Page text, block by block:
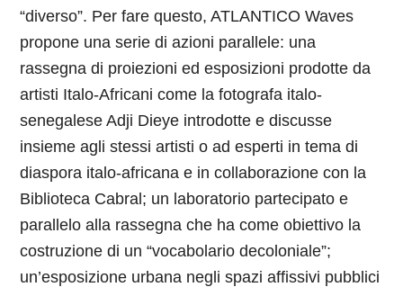
“diverso”. Per fare questo, ATLANTICO Waves
propone una serie di azioni parallele: una
rassegna di proiezioni ed esposizioni prodotte da
artisti Italo-Africani come la fotografa italo-
senegalese Adji Dieye introdotte e discusse
insieme agli stessi artisti o ad esperti in tema di
diaspora italo-africana e in collaborazione con la
Biblioteca Cabral; un laboratorio partecipato e
parallelo alla rassegna che ha come obiettivo la
costruzione di un “vocabolario decoloniale”;
un’esposizione urbana negli spazi affissivi pubblici